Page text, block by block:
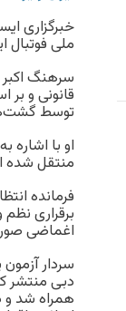
خبرگزاری
ملی فوتبال
سرهنگ اکبر
قانونی و
توسط
او با
منتقل
فرمانده
برقراری
اغماضی
سردار
دبی منتشر
همراه شد و